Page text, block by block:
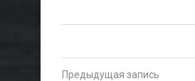
Предыдущая запись